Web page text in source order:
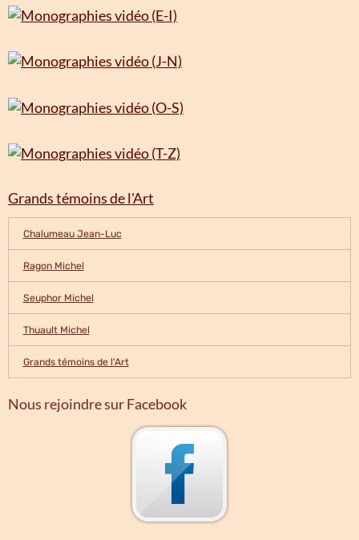
Grands témoins de l'Art
Chalumeau Jean-Luc
Ragon Michel
Seuphor Michel
Thuault Michel
Grands témoins de l'Art
Nous rejoindre sur Facebook